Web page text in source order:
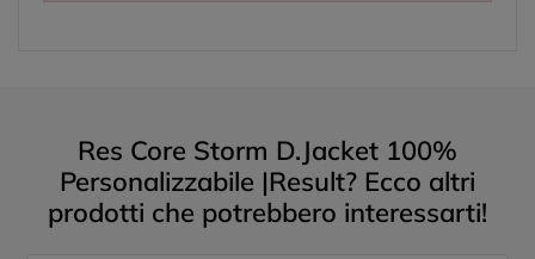
Res Core Storm D.Jacket 100%
Personalizzabile |Result? Ecco altri
prodotti che potrebbero interessarti!